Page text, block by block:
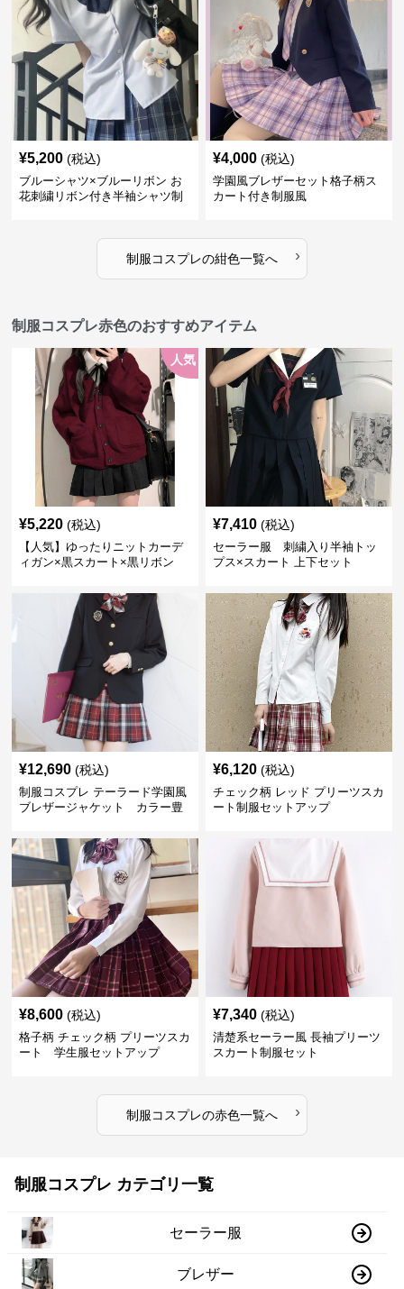
¥5,200 (税込)
ブルーシャツ×ブルーリボン お
花刺繍リボン付き半袖シャツ制
¥4,000 (税込)
学園風ブレザーセット格子柄ス
カート付き制服風
制服コスプレの紺色一覧へ ›
制服コスプレ赤色のおすすめアイテム
人気
¥5,220 (税込)
【人気】ゆったりニットカーデ
ィガン×黒スカート×黒リボン
¥7,410 (税込)
セーラー服 刺繍入り半袖トッ
プス×スカート 上下セット
¥12,690 (税込)
制服コスプレ テーラード学園風
ブレザージャケット カラー豊
¥6,120 (税込)
チェック柄 レッド プリーツスカ
ート制服セットアップ
¥8,600 (税込)
格子柄 チェック柄 プリーツスカ
ート 学生服セットアップ
¥7,340 (税込)
清楚系セーラー風 長袖プリーツ
スカート制服セット
制服コスプレの赤色一覧へ ›
制服コスプレ カテゴリ一覧
セーラー服
ブレザー